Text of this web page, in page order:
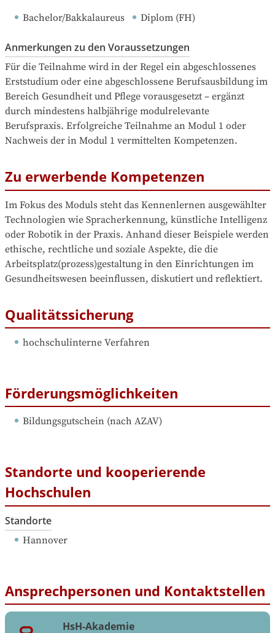
Bachelor/Bakkalaureus Diplom (FH)
Anmerkungen zu den Voraussetzungen
Für die Teilnahme wird in der Regel ein abgeschlossenes
Erststudium oder eine abgeschlossene Berufsausbildung im
Bereich Gesundheit und Pflege vorausgesetzt – ergänzt
durch mindestens halbjährige modulrelevante
Berufspraxis. Erfolgreiche Teilnahme an Modul 1 oder
Nachweis der in Modul 1 vermittelten Kompetenzen.
Zu erwerbende Kompetenzen
Im Fokus des Moduls steht das Kennenlernen ausgewählter
Technologien wie Spracherkennung, künstliche Intelligenz
oder Robotik in der Praxis. Anhand dieser Beispiele werden
ethische, rechtliche und soziale Aspekte, die die
Arbeitsplatz(prozess)gestaltung in den Einrichtungen im
Gesundheitswesen beeinflussen, diskutiert und reflektiert.
Qualitätssicherung
hochschulinterne Verfahren
Förderungsmöglichkeiten
Bildungsgutschein (nach AZAV)
Standorte und kooperierende
Hochschulen
Standorte
Hannover
Ansprechpersonen und Kontaktstellen
HsH-Akademie